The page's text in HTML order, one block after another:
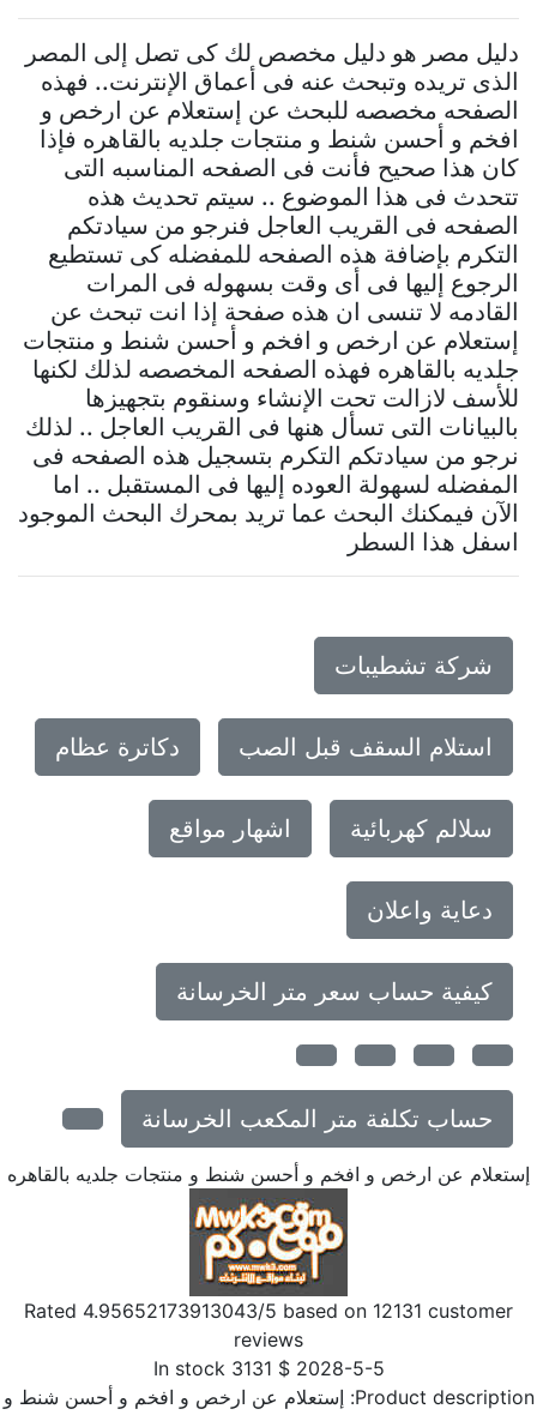
دليل مصر هو دليل مخصص لك كى تصل إلى المصر
الذى تريده وتبحث عنه فى أعماق الإنترنت.. فهذه
الصفحه مخصصه للبحث عن إستعلام عن ارخص و
افخم و أحسن شنط و منتجات جلديه بالقاهره فإذا
كان هذا صحيح فأنت فى الصفحه المناسبه التى
تتحدث فى هذا الموضوع .. سيتم تحديث هذه
الصفحه فى القريب العاجل فنرجو من سيادتكم
التكرم بإضافة هذه الصفحه للمفضله كى تستطيع
الرجوع إليها فى أى وقت بسهوله فى المرات
القادمه لا تنسى ان هذه صفحة إذا انت تبحث عن
إستعلام عن ارخص و افخم و أحسن شنط و منتجات
جلديه بالقاهره فهذه الصفحه المخصصه لذلك لكنها
للأسف لازالت تحت الإنشاء وسنقوم بتجهيزها
بالبيانات التى تسأل هنها فى القريب العاجل .. لذلك
نرجو من سيادتكم التكرم بتسجيل هذه الصفحه فى
المفضله لسهولة العوده إليها فى المستقبل .. اما
الآن فيمكنك البحث عما تريد بمحرك البحث الموجود
اسفل هذا السطر
شركة تشطيبات
استلام السقف قبل الصب دكاترة عظام
سلالم كهربائية اشهار مواقع
دعاية واعلان
كيفية حساب سعر متر الخرسانة
حساب تكلفة متر المكعب الخرسانة
عن ارخص و افخم و أحسن شنط و منتجات جلديه بالقاهره
Rated4.95652173913043 /5 based on12131customer
reviews
2028-5-5
$
3131
In stock
Product إستعلام عن ارخص و افخم و أحسن شنط و